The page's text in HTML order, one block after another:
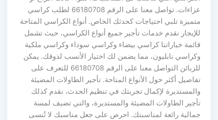
عزاءات. تواصل معنا على الرقم 66180708 لطلب كراسي
متميزة تلبي احتياجات كحدثك الخاص. أنواع الكراسي المتاحة
للإيجار نقدم خدمات تأجير جميع أنواع الكراسي، حيث تشمل
قائمة خياراتنا كراسي بيضاء وكراسي سوداء وكراسي ملكية
وكراسي نابليون، مما يضمن لك اختيار الأنسب لذوقك. يمكن
للزبائن التواصل معنا على الرقم 66180708 للتعرف على
تفاصيل أكثر حول الأنواع المتاحة. تأجير الطاولات المضيئة
والمستديرة لإكمال تجربتك في تنظيم الحدث، نقدم كذلك
تأجير الطاولات المضيئة والمستديرة، والتي تضيف لمسة
جمالية رائعة لمناسبتك. احرص على جعل مناسبك لا تُنسى